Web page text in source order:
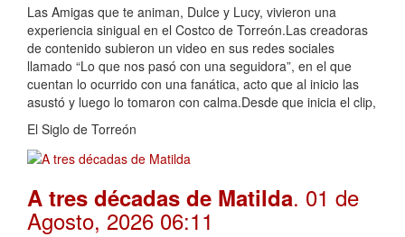
Las Amigas que te animan, Dulce y Lucy, vivieron una
experiencia sinigual en el Costco de Torreón.Las creadoras
de contenido subieron un video en sus redes sociales
llamado “Lo que nos pasó con una seguidora”, en el que
cuentan lo ocurrido con una fanática, acto que al inicio las
asustó y luego lo tomaron con calma.Desde que inicia el clip,
El Siglo de Torreón
A tres décadas de Matilda. 01 de
Agosto, 2026 06:11